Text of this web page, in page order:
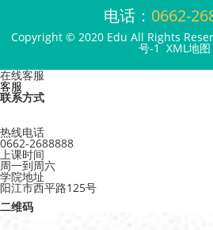
电话： 0662-
Copyright © 2020 Edu All Rights
号-1 XML地图
在线客服
客服
联系方式
热线电话
0662-2688888
上课时间
周一到周六
学院地址
阳江市西平路125号
二维码